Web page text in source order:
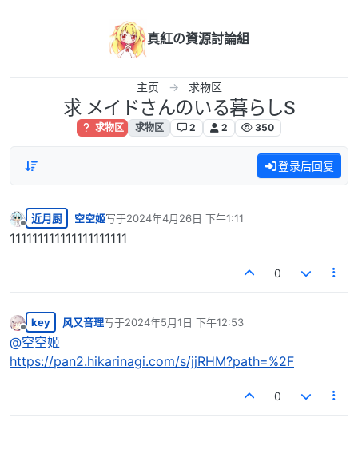
真紅の資源討論組
主页 求物区
求 メイドさんのいる暮らしS
求物区 求物区 2 2 350
登录后回复
离线
近月厨 空空姬写于2024年4月26日 下午1:11
最后由 编辑
111111111111111111111
0
离线
key 风又音理写于2024年5月1日 下午12:53
最后由 编辑
@空空姬
https://pan2.hikarinagi.com/s/jjRHM?path=%2F
0